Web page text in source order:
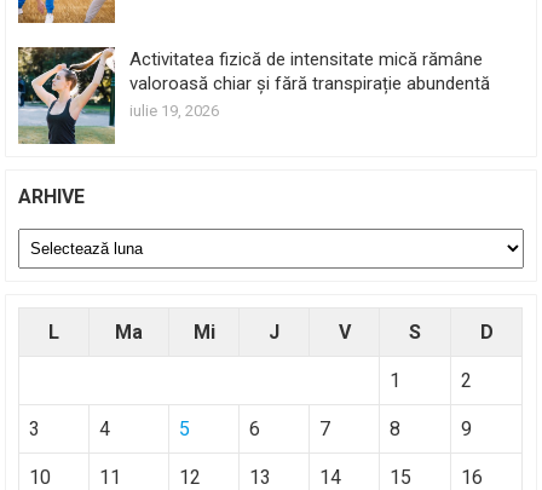
Activitatea fizică de intensitate mică rămâne
valoroasă chiar și fără transpirație abundentă
iulie 19, 2026
ARHIVE
Arhive
L Ma Mi J V S D
1 2
3 4 5 6 7 8 9
10 11 12 13 14 15 16